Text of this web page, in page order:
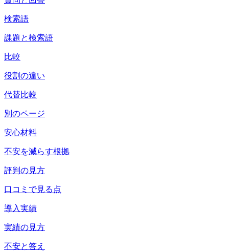
検索語
課題と検索語
比較
役割の違い
代替比較
別のページ
安心材料
不安を減らす根拠
評判の見方
口コミで見る点
導入実績
実績の見方
不安と答え